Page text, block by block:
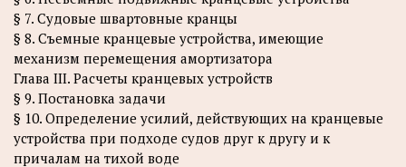
§ 7. Судовые швартовные кранцы
§ 8. Съемные кранцевые устройства, имеющие
механизм перемещения амортизатора
Глава III. Расчеты кранцевых устройств
§ 9. Постановка задачи
§ 10. Определение усилий, действующих на кранцевые
устройства при подходе судов друг к другу и к
причалам на тихой воде